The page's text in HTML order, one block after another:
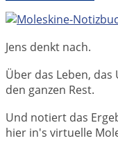
Jens denkt nach.
Über das Leben, das
den ganzen Rest.
Und notiert das
hier in's virtuelle